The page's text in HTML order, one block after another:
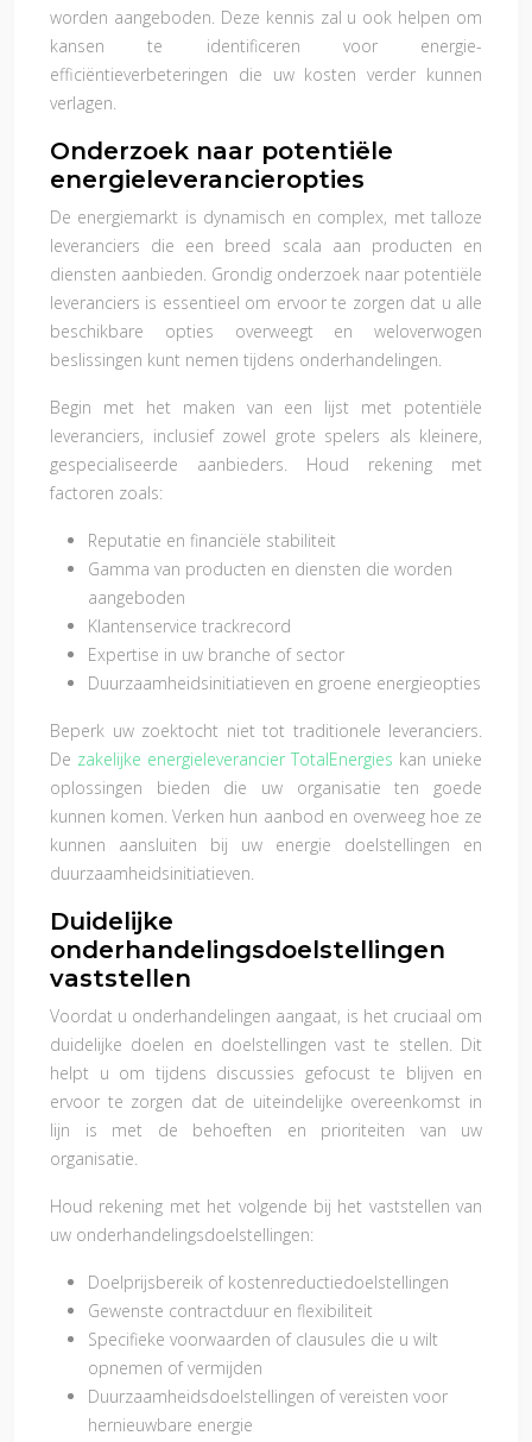
worden aangeboden. Deze kennis zal u ook helpen om
kansen te identificeren voor energie-
efficiëntieverbeteringen die uw kosten verder kunnen
verlagen.
Onderzoek naar potentiële
energieleverancieropties
De energiemarkt is dynamisch en complex, met talloze
leveranciers die een breed scala aan producten en
diensten aanbieden. Grondig onderzoek naar potentiële
leveranciers is essentieel om ervoor te zorgen dat u alle
beschikbare opties overweegt en weloverwogen
beslissingen kunt nemen tijdens onderhandelingen.
Begin met het maken van een lijst met potentiële
leveranciers, inclusief zowel grote spelers als kleinere,
gespecialiseerde aanbieders. Houd rekening met
factoren zoals:
Reputatie en financiële stabiliteit
Gamma van producten en diensten die worden
aangeboden
Klantenservice trackrecord
Expertise in uw branche of sector
Duurzaamheidsinitiatieven en groene energieopties
Beperk uw zoektocht niet tot traditionele leveranciers.
De zakelijke energieleverancier TotalEnergies kan unieke
oplossingen bieden die uw organisatie ten goede
kunnen komen. Verken hun aanbod en overweeg hoe ze
kunnen aansluiten bij uw energie doelstellingen en
duurzaamheidsinitiatieven.
Duidelijke
onderhandelingsdoelstellingen
vaststellen
Voordat u onderhandelingen aangaat, is het cruciaal om
duidelijke doelen en doelstellingen vast te stellen. Dit
helpt u om tijdens discussies gefocust te blijven en
ervoor te zorgen dat de uiteindelijke overeenkomst in
lijn is met de behoeften en prioriteiten van uw
organisatie.
Houd rekening met het volgende bij het vaststellen van
uw onderhandelingsdoelstellingen:
Doelprijsbereik of kostenreductiedoelstellingen
Gewenste contractduur en flexibiliteit
Specifieke voorwaarden of clausules die u wilt
opnemen of vermijden
Duurzaamheidsdoelstellingen of vereisten voor
hernieuwbare energie